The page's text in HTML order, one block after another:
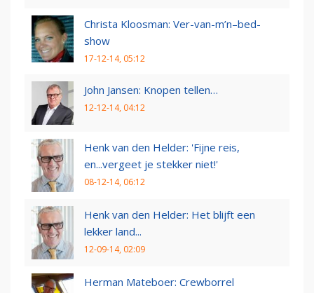
Christa Kloosman: Ver-van-m’n–bed-
show
17-12-14, 05:12
John Jansen: Knopen tellen…
12-12-14, 04:12
Henk van den Helder: 'Fijne reis,
en...vergeet je stekker niet!'
08-12-14, 06:12
Henk van den Helder: Het blijft een
lekker land...
12-09-14, 02:09
Herman Mateboer: Crewborrel